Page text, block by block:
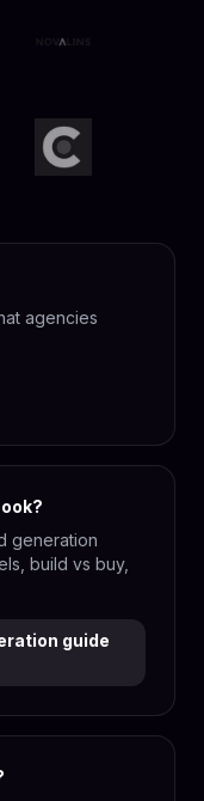
agencies
generation
build vs buy,
guide